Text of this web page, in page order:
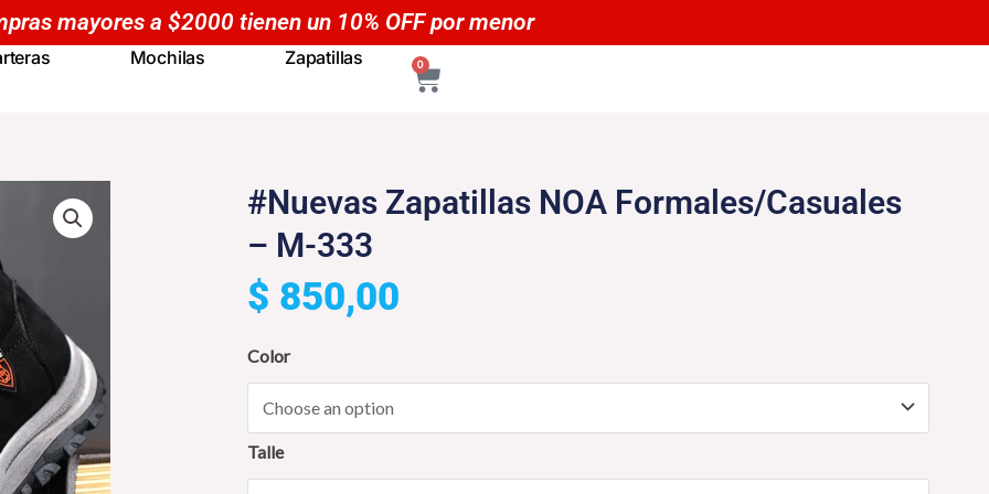
Compras mayores a $5000 tienen un 20% OFF por menor
Mochilas Zapatillas 0
CART
#Nuevas Zapatillas NOA Formales/Casuales
– M-333
$ 850,00
Color
Talle
#Nuevas
Zapatillas
NOA
Formales/Casuales
-